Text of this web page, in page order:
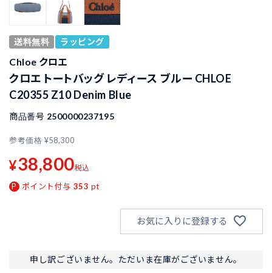
送料無料 ラッピング
Chloe クロエ
クロエ トートバッグ レディース ブルー CHLOE
C20355 Z10 Denim Blue
商品番号 2500000237195
参考価格 ¥58,300
¥38,800税込
ポイント付与 353 pt
お気に入りに登録する
申し訳ございません。ただいま在庫がございません。